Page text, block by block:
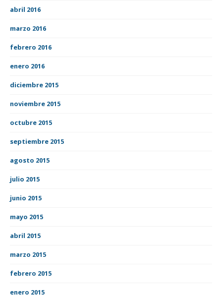
abril 2016
marzo 2016
febrero 2016
enero 2016
diciembre 2015
noviembre 2015
octubre 2015
septiembre 2015
agosto 2015
julio 2015
junio 2015
mayo 2015
abril 2015
marzo 2015
febrero 2015
enero 2015